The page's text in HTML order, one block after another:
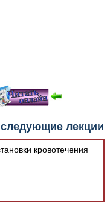
онлайн" возможны
в результате
шрифтов и
шаблонов. При
устраняется Вашим
лекции
кровотечения